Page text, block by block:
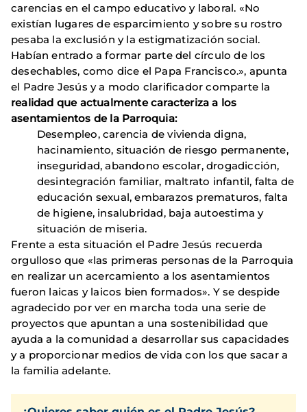
carencias en el campo educativo y laboral. «No
existían lugares de esparcimiento y sobre su rostro
pesaba la exclusión y la estigmatización social.
Habían entrado a formar parte del círculo de los
desechables, como dice el Papa Francisco.», apunta
el Padre Jesús y a modo clarificador comparte la
realidad que actualmente caracteriza a los
asentamientos de la Parroquia:
Desempleo, carencia de vivienda digna,
hacinamiento, situación de riesgo permanente,
inseguridad, abandono escolar, drogadicción,
desintegración familiar, maltrato infantil, falta de
educación sexual, embarazos prematuros, falta
de higiene, insalubridad, baja autoestima y
situación de miseria.
Frente a esta situación el Padre Jesús recuerda
orgulloso que «las primeras personas de la Parroquia
en realizar un acercamiento a los asentamientos
fueron laicas y laicos bien formados». Y se despide
agradecido por ver en marcha toda una serie de
proyectos que apuntan a una sostenibilidad que
ayuda a la comunidad a desarrollar sus capacidades
y a proporcionar medios de vida con los que sacar a
la familia adelante.